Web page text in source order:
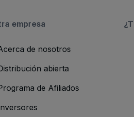
empresa
de nosotros
abierta
de Afiliados